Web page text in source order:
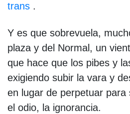
trans .
Y es que sobrevuela,
plaza y del Normal, un
que hace que los pibes y
exigiendo subir la vara y
en lugar de perpetuar para
el odio, la ignorancia.